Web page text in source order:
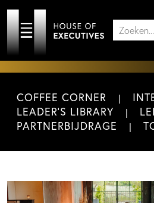
COFFEE CORNER
LEADER'S LIBRARY
PARTNERBIJDRAGE